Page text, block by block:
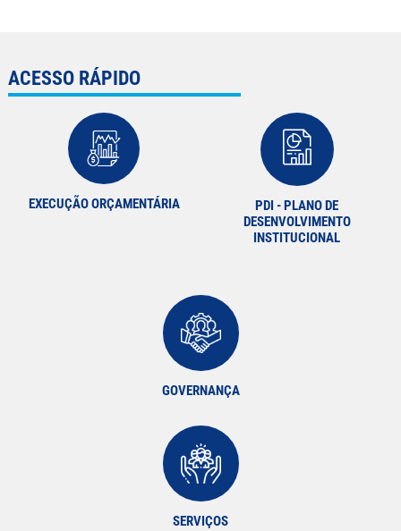
ACESSO RÁPIDO
EXECUÇÃO ORÇAMENTÁRIA
PDI - PLANO DE
DESENVOLVIMENTO
INSTITUCIONAL
GOVERNANÇA
SERVIÇOS